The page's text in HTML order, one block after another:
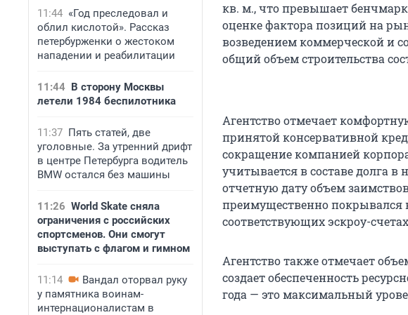
11:44 «Год преследовал и
облил кислотой». Рассказ
петербурженки о жестоком
нападении и реабилитации
11:44 В сторону Москвы
летели 1984 беспилотника
11:37 Пять статей, две
уголовные. За утренний дрифт
в центре Петербурга водитель
BMW остался без машины
11:26 World Skate сняла
ограничения с российских
спортсменов. Они смогут
выступать с флагом и гимном
11:14
Вандал оторвал руку
у памятника воинам-
интернационалистам в
кв. м., что превышает
оценке фактора позиций на
возведением коммерческой и
общий объем строительства
Агентство отмечает
принятой консервативной
сокращение компанией
учитывается в составе долга в
отчетную дату объем
преимущественно
соответствующих эскроу-
Агентство также отмечает
создает обеспеченность
года — это максимальный